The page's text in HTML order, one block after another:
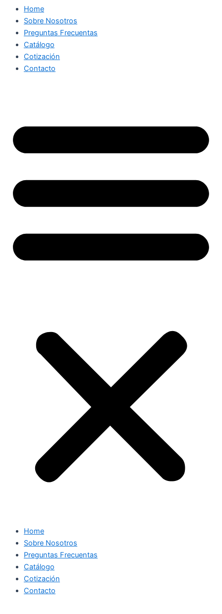
Home
Sobre Nosotros
Preguntas Frecuentas
Catálogo
Cotización
Contacto
Home
Sobre Nosotros
Preguntas Frecuentas
Catálogo
Cotización
Contacto